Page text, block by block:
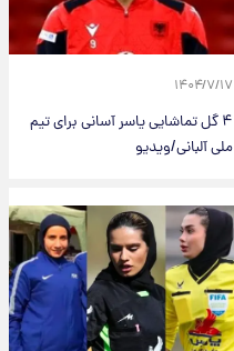
۱۴۰۴/۷/۱۷
۴ گل تماشایی یاسر آسانی برای تیم
ملی آلبانی/ویدیو